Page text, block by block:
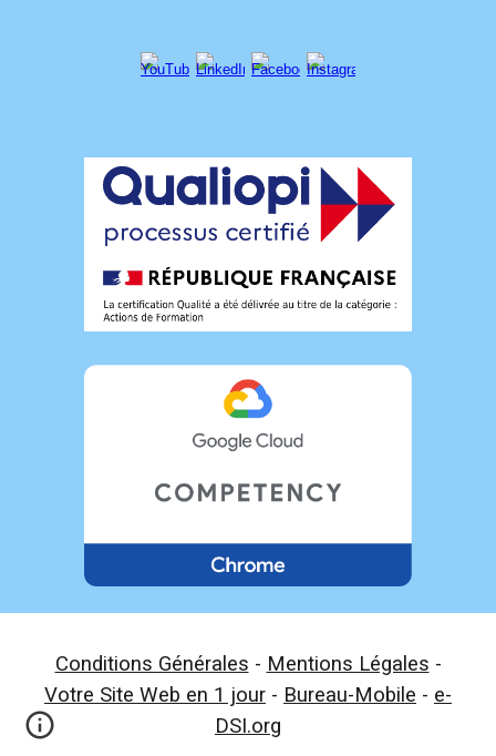
Conditions Générales - Mentions Légales -
Votre Site Web en 1 jour - Bureau-Mobile - e-
DSI.org